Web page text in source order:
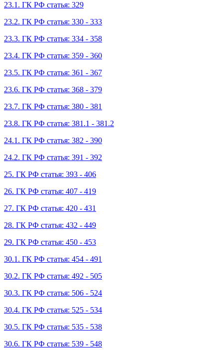
23.1. ГК РФ статья: 329
23.2. ГК РФ статья: 330 - 333
23.3. ГК РФ статья: 334 - 358
23.4. ГК РФ статья: 359 - 360
23.5. ГК РФ статья: 361 - 367
23.6. ГК РФ статья: 368 - 379
23.7. ГК РФ статья: 380 - 381
23.8. ГК РФ статья: 381.1 - 381.2
24.1. ГК РФ статья: 382 - 390
24.2. ГК РФ статья: 391 - 392
25. ГК РФ статья: 393 - 406
26. ГК РФ статья: 407 - 419
27. ГК РФ статья: 420 - 431
28. ГК РФ статья: 432 - 449
29. ГК РФ статья: 450 - 453
30.1. ГК РФ статья: 454 - 491
30.2. ГК РФ статья: 492 - 505
30.3. ГК РФ статья: 506 - 524
30.4. ГК РФ статья: 525 - 534
30.5. ГК РФ статья: 535 - 538
30.6. ГК РФ статья: 539 - 548